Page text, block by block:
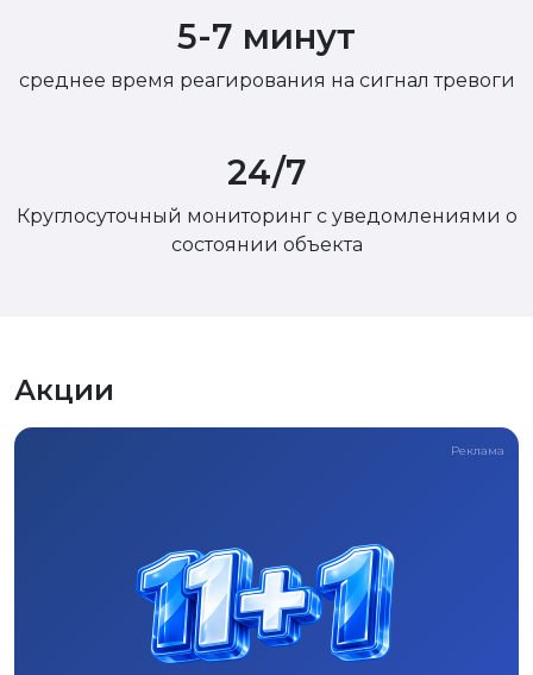
5-7 минут
среднее время реагирования на сигнал тревоги
24/7
Круглосуточный мониторинг с уведомлениями о
состоянии объекта
Акции
Реклама